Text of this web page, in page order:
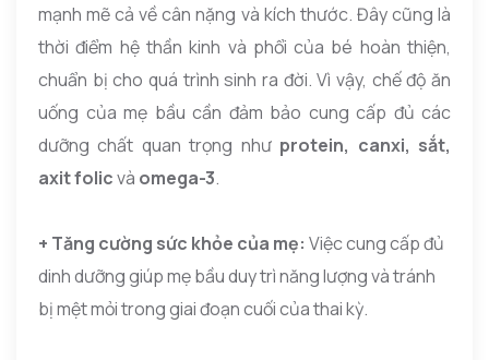
mạnh mẽ cả về cân nặng và kích thước. Đây cũng là
thời điểm hệ thần kinh và phổi của bé hoàn thiện,
chuẩn bị cho quá trình sinh ra đời. Vì vậy, chế độ ăn
uống của mẹ bầu cần đảm bảo cung cấp đủ các
dưỡng chất quan trọng như protein, canxi, sắt,
axit folicvà omega-3.
+ Tăng cường sức khỏe của mẹ: Việc cung cấp đủ
dinh dưỡng giúp mẹ bầu duy trì năng lượng và tránh
bị mệt mỏi trong giai đoạn cuối của thai kỳ.